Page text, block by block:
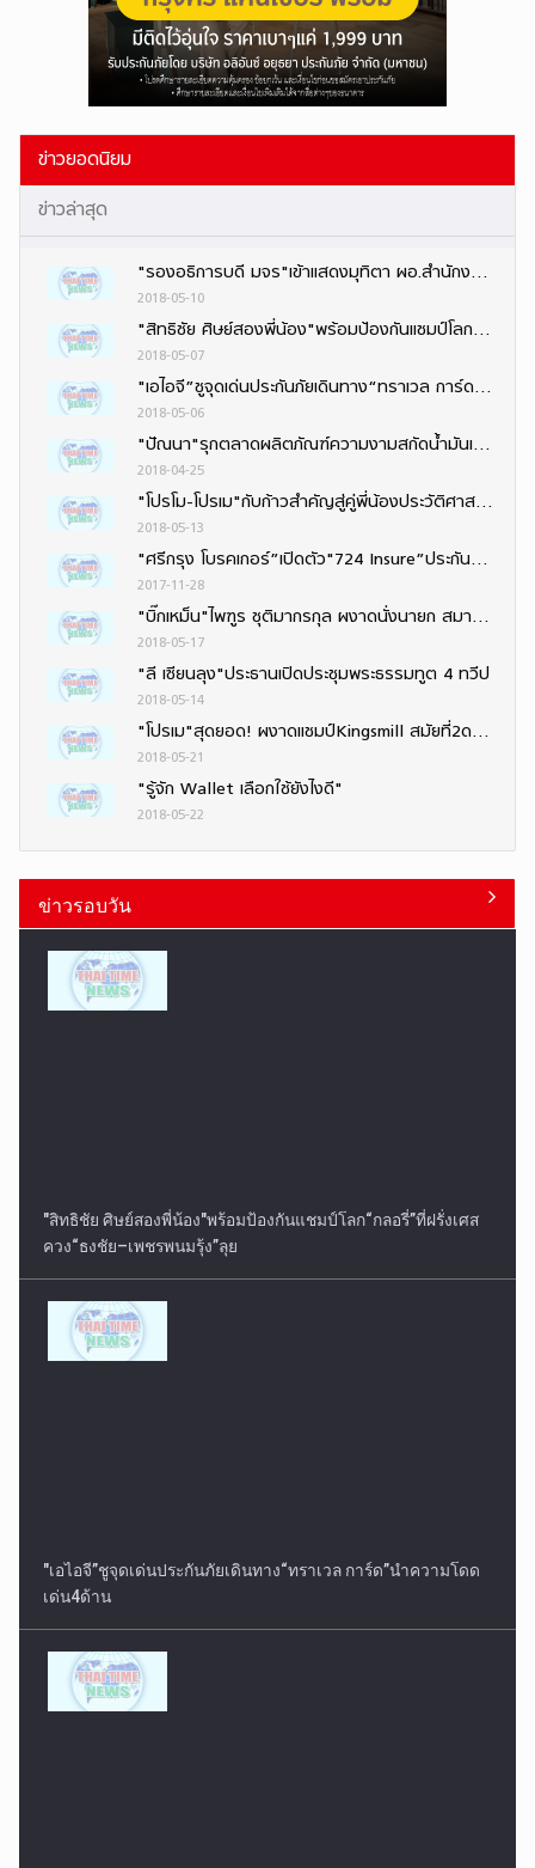
ข่าวยอดนิยม
ข่าวล่าสุด
"รองอธิการบดี มจร"เข้าแสดงมุทิตา ผอ.สำนักงานพระพุทธศาสนาจังหวัดนนทบุรีคนใหม่
2018-05-10
"สิทธิชัย ศิษย์สองพี่น้อง"พร้อมป้องกันแชมป์โลก“กลอรี่”ที่ฝรั่งเศส ควง“ธงชัย–เพชรพนมรุ้ง”ลุย
2018-05-07
"เอไอจี”ชูจุดเด่นประกันภัยเดินทาง“ทราเวล การ์ด”นำความโดดเด่น4ด้าน
2018-05-06
"ปัณนา"รุกตลาดผลิตภัณฑ์ความงามสกัดน้ำมันเสาวรส พัฒนาเป็น "ผลิตภัณฑ์บำรุงผิว"
2018-04-25
"โปรโม-โปรเม"กับก้าวสำคัญสู่คู่พี่น้องประวัติศาสตร์ LPGA
2018-05-13
"ศรีกรุง โบรคเกอร์”เปิดตัว"724 Insure”ประกันออนไลน์ง่าย ๆ 24 ชั่วโมง ตอบรับไลฟ์สไตล์ยุคดิจิทัล
2017-11-28
"บิ๊กเหม็น"ไพฑูร ชุติมากรกุล ผงาดนั่งนายก สมาคมนักข่าวช่างภาพกีฬาฯ สมัยที่ 6 ติดต่อกัน
2018-05-17
"ลี เซียนลุง"ประธานเปิดประชุมพระธรรมทูต 4 ทวีป
2018-05-14
"โปรเม"สุดยอด! ผงาดแชมป์Kingsmill สมัยที่2ดวลเพลย์ออฟชนะหวุดหวิด-"โปรโม"คว้าอันดับ10ร่วม
2018-05-21
"รู้จัก Wallet เลือกใช้ยังไงดี"
2018-05-22
ข่าวรอบวัน
"สิทธิชัย ศิษย์สองพี่น้อง"พร้อมป้องกันแชมป์โลก“กลอรี่”ที่ฝรั่งเศส
ควง“ธงชัย–เพชรพนมรุ้ง”ลุย
"เอไอจี”ชูจุดเด่นประกันภัยเดินทาง“ทราเวล การ์ด”นำความโดด
เด่น4ด้าน